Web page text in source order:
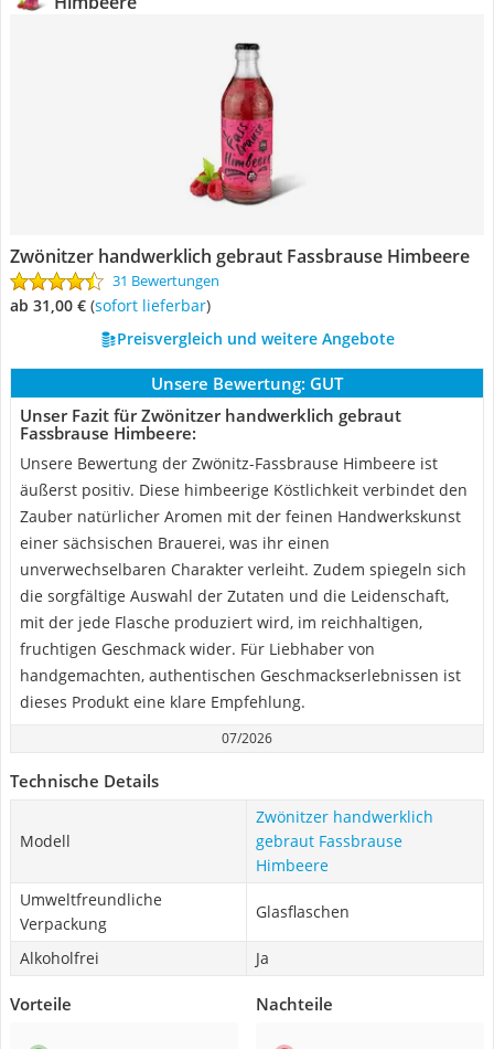
Zwönitzer handwerklich gebraut Fassbrause Himbeere
31 Bewertungen
ab 31,00 € ( Sofort lieferbar)
Preisvergleich und weitere Angebote
Unsere Bewertung: GUT
Unser Fazit für Zwönitzer handwerklich gebraut
Fassbrause Himbeere:
Unsere Bewertung der Zwönitz-Fassbrause Himbeere ist
äußerst positiv. Diese himbeerige Köstlichkeit verbindet den
Zauber natürlicher Aromen mit der feinen Handwerkskunst
einer sächsischen Brauerei, was ihr einen
unverwechselbaren Charakter verleiht. Zudem spiegeln sich
die sorgfältige Auswahl der Zutaten und die Leidenschaft,
mit der jede Flasche produziert wird, im reichhaltigen,
fruchtigen Geschmack wider. Für Liebhaber von
handgemachten, authentischen Geschmackserlebnissen ist
dieses Produkt eine klare Empfehlung.
07/2026
Technische Details
Modell
Zwönitzer handwerklich
gebraut Fassbrause
Himbeere
Umweltfreundliche
Verpackung
Glasflaschen
Alkoholfrei Ja
Vorteile Nachteile